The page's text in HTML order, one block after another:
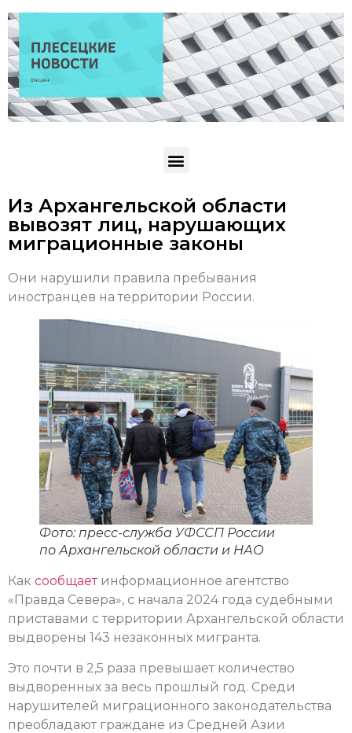
Из Архангельской области
вывозят лиц, нарушающих
миграционные законы
Они нарушили правила пребывания
иностранцев на территории России.
Фото: пресс-служба УФССП России
по Архангельской области и НАО
Как сообщаетинформационное агентство
«Правда Севера», с начала 2024 года судебными
приставами с территории Архангельской области
выдворены 143 незаконных мигранта.
Это почти в 2,5 раза превышает количество
выдворенных за весь прошлый год. Среди
нарушителей миграционного законодательства
преобладают граждане из Средней Азии